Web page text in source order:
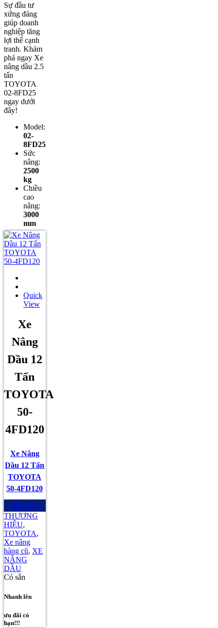
Sự đầu tư
xứng đáng
giúp doanh
nghiệp tăng
lợi thế cạnh
tranh. Khám
phá ngay Xe
nâng dầu 2.5
tấn
TOYOTA
02-8FD25
ngay dưới
đây!
Model:
02-
8FD25
Sức
nâng:
2500
kg
Chiều
cao
nâng:
3000
mm
Quick
View
Xe
Nâng
Dầu 12
Tấn
TOYOTA
50-
4FD120
Xe Nâng
Dầu 12 Tấn
TOYOTA
50-4FD120
Mua ngay
THƯƠNG
HIỆU,
TOYOTA,
Xe nâng
hàng cũ, XE
NÂNG
DẦU
Có sẵn
Nhanh lên
ưu đãi có
hạn!!!